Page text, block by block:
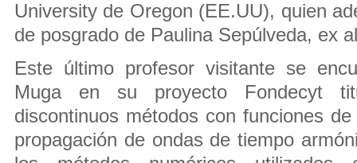
University de Oregon (EE.UU), quien
de posgrado de Paulina Sepúlveda, ex
Este último profesor visitante se
Muga en su proyecto Fondecyt
discontinuos métodos con funciones
propagación de ondas de tiempo